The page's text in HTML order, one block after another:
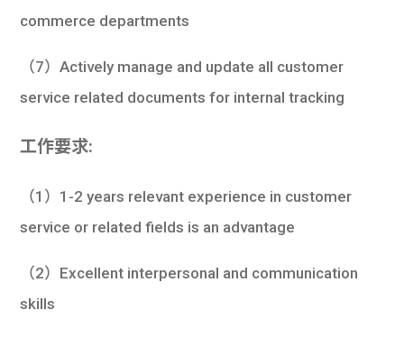
commerce departments
（7）Actively manage and update all customer
service related documents for internal tracking
工作要求:
（1）1-2 years relevant experience in customer
service or related fields is an advantage
（2）Excellent interpersonal and communication
skills